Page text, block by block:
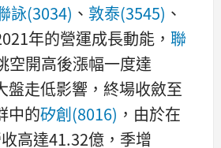
詠(3034) 、 敦泰(3545) 、
年的營運成長動能， 聯
空開高後漲幅一度達
盤走低影響，終場收斂至
中的矽創(8016) ，由於在
高達41.32億，季增